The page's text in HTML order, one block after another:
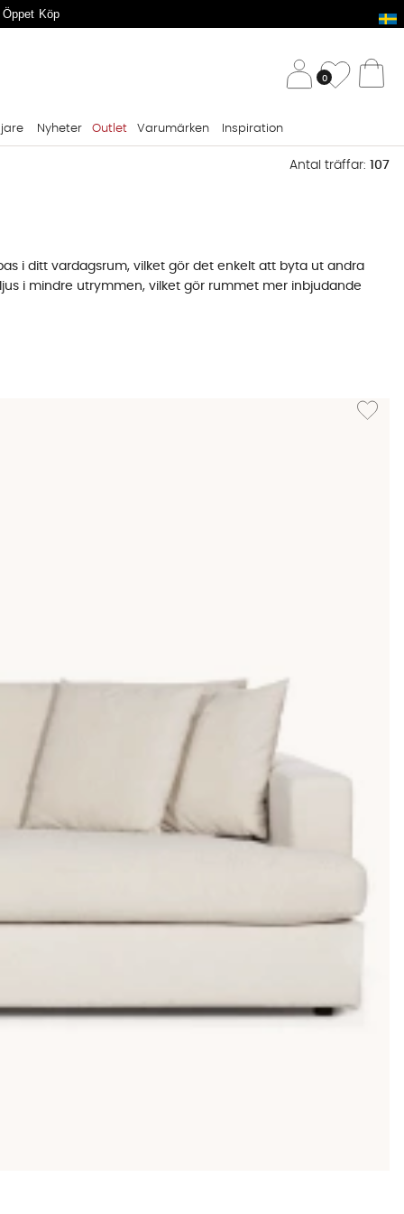
Köp
0
Nyheter Outlet Varumärken Inspiration
Antal träffar: 107
i ditt vardagsrum, vilket gör det enkelt att byta ut andra
i mindre utrymmen, vilket gör rummet mer inbjudande
Lägg till